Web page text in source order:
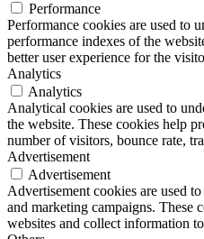
Performance
Performance cookies are used to
performance indexes of the
better user experience for the
Analytics
Analytics
Analytical cookies are used to
the website. These cookies help
number of visitors, bounce rate,
Advertisement
Advertisement
Advertisement cookies are used
and marketing campaigns. These
websites and collect information